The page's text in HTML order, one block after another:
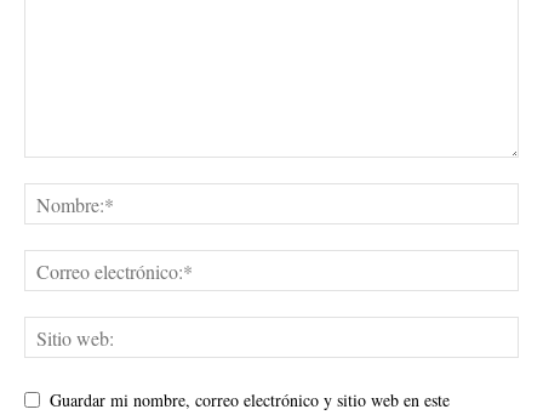
Guardar mi nombre, correo electrónico y sitio web en este